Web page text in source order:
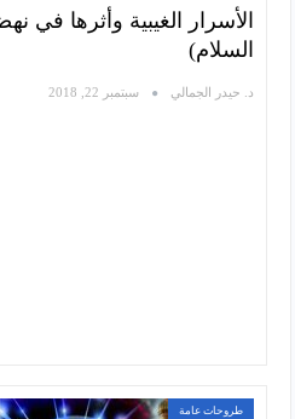
الأسرار الغيبية وأثرها في
السلام)
د. حيدر الجمالي سبتمبر 22, 2018
طروحات عامة